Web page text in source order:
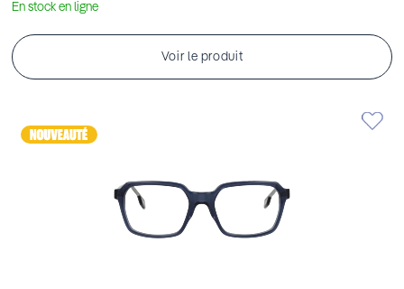
En stock en ligne
Voir le produit